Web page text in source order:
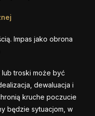
Impas jako obrona
troski może być
dewaluacja i
kruche poczucie
będzie sytuacjom, w